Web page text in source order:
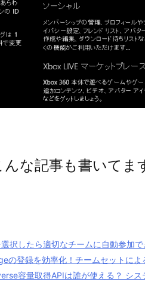
な記事も書いてま
択したら適切なチームに自動参加
の登録を効率化！チームセットによ
容量取得APIは誰が使える？ シ